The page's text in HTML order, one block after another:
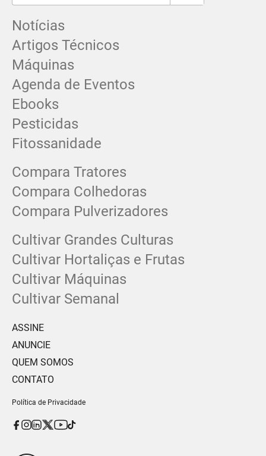
Notícias
Artigos Técnicos
Máquinas
Agenda de Eventos
Ebooks
Pesticidas
Fitossanidade
Compara Tratores
Compara Colhedoras
Compara Pulverizadores
Cultivar Grandes Culturas
Cultivar Hortaliças e Frutas
Cultivar Máquinas
Cultivar Semanal
ASSINE
ANUNCIE
QUEM SOMOS
CONTATO
Política de Privacidade